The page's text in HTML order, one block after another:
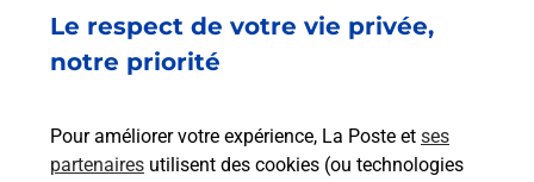
Le respect de votre vie privée,
notre priorité
Pour améliorer votre expérience, La Poste et ses
partenaires utilisent des cookies (ou technologies
425 RUE SAINT NICOLAS
50400 GRANVILLE